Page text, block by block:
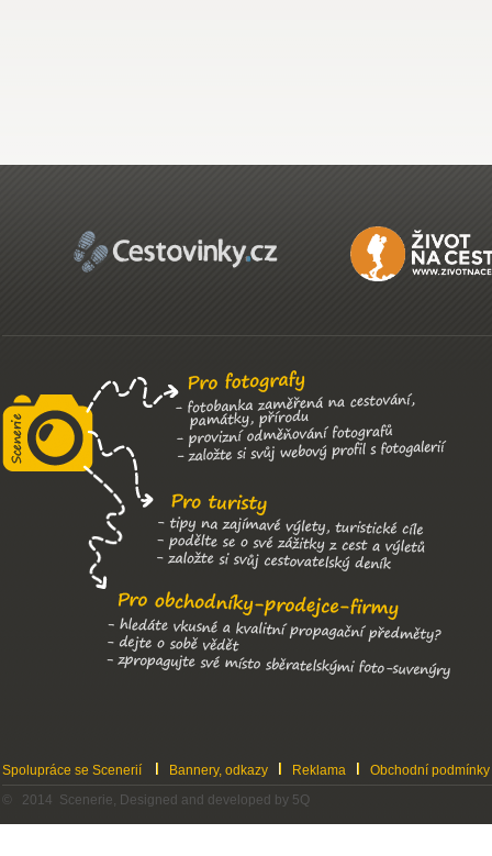
Spolupráce se Scenerií Bannery, odkazy Reklama
Obchodní podmínky
© 2014 Scenerie, Designed and developed by 5Q